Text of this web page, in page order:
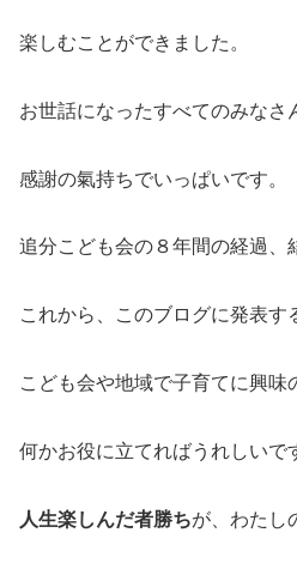
楽しむことができました。
お世話になったすべてのみなさ
感謝の氣持ちでいっぱいです。
追分こども会の８年間の経過、
これから、このブログに発表す
こども会や地域で子育てに興味
何かお役に立てればうれしいで
人生楽しんだ者勝ちが、わたし